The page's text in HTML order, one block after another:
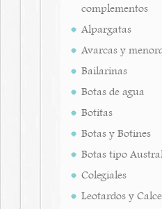
complementos
Alpargatas
Avarcas y
Bailarinas
Botas de agua
Botitas
Botas y Botines
Botas tipo
Colegiales
Leotardos y